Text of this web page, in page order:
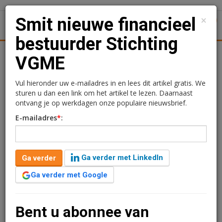
Werk
Smit nieuwe financieel
bestuurder Stichting
VGME
28 oktober 2014 om 15:07 1 minuut leestijd
Koert-Hans Smit is de opvolger van Peter Raven als financieel
bestuurder van Stichting VastgoedManagers-Experts (VGME).
×
Smit nieuwe financieel
bestuurder Stichting
VGME
Vul hieronder uw e-mailadres in en lees dit artikel gratis. We
sturen u dan een link om het artikel te lezen. Daarnaast
ontvang je op werkdagen onze populaire nieuwsbrief.
E-mailadres*:
Ga verder
Ga verder met LinkedIn
Ga verder met Google
Bent u abonnee van